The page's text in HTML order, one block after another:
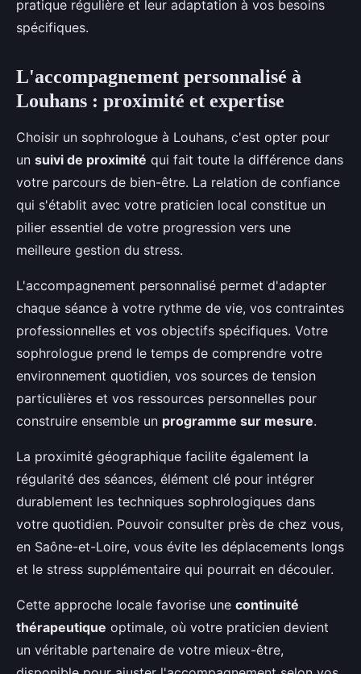
pratique régulière et leur adaptation à vos besoins
spécifiques.
L'accompagnement personnalisé à
Louhans : proximité et expertise
Choisir un sophrologue à Louhans, c'est opter pour
un suivi de proximité qui fait toute la différence dans
votre parcours de bien-être. La relation de confiance
qui s'établit avec votre praticien local constitue un
pilier essentiel de votre progression vers une
meilleure gestion du stress.
L'accompagnement personnalisé permet d'adapter
chaque séance à votre rythme de vie, vos contraintes
professionnelles et vos objectifs spécifiques. Votre
sophrologue prend le temps de comprendre votre
environnement quotidien, vos sources de tension
particulières et vos ressources personnelles pour
construire ensemble un programme sur mesure.
La proximité géographique facilite également la
régularité des séances, élément clé pour intégrer
durablement les techniques sophrologiques dans
votre quotidien. Pouvoir consulter près de chez vous,
en Saône-et-Loire, vous évite les déplacements longs
et le stress supplémentaire qui pourrait en découler.
Cette approche locale favorise une continuité
thérapeutique optimale, où votre praticien devient
un véritable partenaire de votre mieux-être,